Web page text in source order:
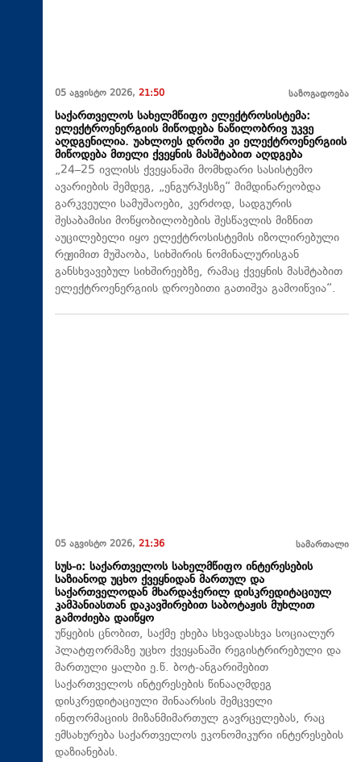
05 აგვისტო 2026, 21:50 საზოგადოება
საქართველოს სახელმწიფო ელექტროსისტემა:
ელექტროენერგიის მიწოდება ნაწილობრივ უკვე
აღდგენილია. უახლოეს დროში კი ელექტროენერგიის
მიწოდება მთელი ქვეყნის მასშტაბით აღდგება
„24–25 ივლისს ქვეყანაში მომხდარი სასისტემო
ავარიების შემდეგ, „ენგურჰესზე“ მიმდინარეობდა
გარკვეული სამუშაოები, კერძოდ, სადგურის
შესაბამისი მოწყობილობების შესწავლის მიზნით
აუცილებელი იყო ელექტროსისტემის იზოლირებული
რეჟიმით მუშაობა, სიხშირის ნომინალურისგან
განსხვავებულ სიხშირეებზე, რამაც ქვეყნის მასშტაბით
ელექტროენერგიის დროებითი გათიშვა გამოიწვია“.
05 აგვისტო 2026, 21:36 სამართალი
სუს-ი: საქართველოს სახელმწიფო ინტერესების
საზიანოდ უცხო ქვეყნიდან მართულ და
საქართველოდან მხარდაჭერილ დისკრედიტაციულ
კამპანიასთან დაკავშირებით საბოტაჟის მუხლით
გამოძიება დაიწყო
უწყების ცნობით, საქმე ეხება სხვადასხვა სოციალურ
პლატფორმაზე უცხო ქვეყანაში რეგისტრირებული და
მართული ყალბი ე.წ. ბოტ-ანგარიშებით
საქართველოს ინტერესების წინააღმდეგ
დისკრედიტაციული შინაარსის შემცველი
ინფორმაციის მიზანმიმართულ გავრცელებას, რაც
ემსახურება საქართველოს ეკონომიკური ინტერესების
დაზიანებას.